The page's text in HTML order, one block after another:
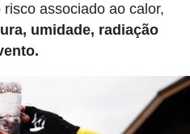
associado ao calor,
umidade, radiação